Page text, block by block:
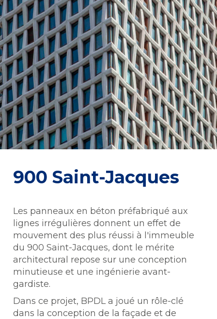
900 Saint-Jacques
Les panneaux en béton préfabriqué aux
lignes irrégulières donnent un effet de
mouvement des plus réussi à l'immeuble
du 900 Saint-Jacques, dont le mérite
architectural repose sur une conception
minutieuse et une ingénierie avant-
gardiste.
Dans ce projet, BPDL a joué un rôle-clé
dans la conception de la façade et de